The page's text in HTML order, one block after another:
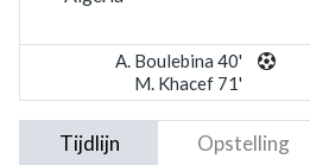
A. Boulebina 40'
M. Khacef 71'
Tijdlijn Opstelling